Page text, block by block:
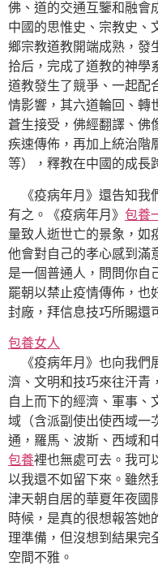
佛、道的交通互鑒和融會
中國的思惟史、宗教史、
鄉宗教道教開端成熟，發
拾后，完成了道教的神學
道教發生了競爭、一起配
情影響，其六道輪回、轉
蒼生接受，佛經翻譯、佛
疾速傳佈，再加上統治階
等），釋教在中國的成長
《疫病年月》還告知我
有之。《疫病年月》 包養
量致人逝世亡的景象，如
他會對自己的孝心感到滿
是一個普通人，問問你自
罷朝以禁止疫情傳佈，也
封廠，拜信息技巧所賜還
包養女人
《疫病年月》也向我們
濟、文明和技巧來往汗青
自上而下的經濟、軍事、
域（含派副使出使西域一
通，羅馬、波斯、西域和
包養裡也無處可去。我可
以我還不如留下來。雖然
津天朝自居的華夏年夜國
時候，是真的很想報答她
理準備，但沒想到結果完
空間不雅。